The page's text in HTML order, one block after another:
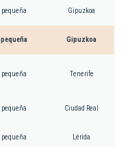
pequeña Gipuzkoa
pequeña Gipuzkoa
pequeña Tenerife
pequeña Ciudad Real
pequeña Lérida